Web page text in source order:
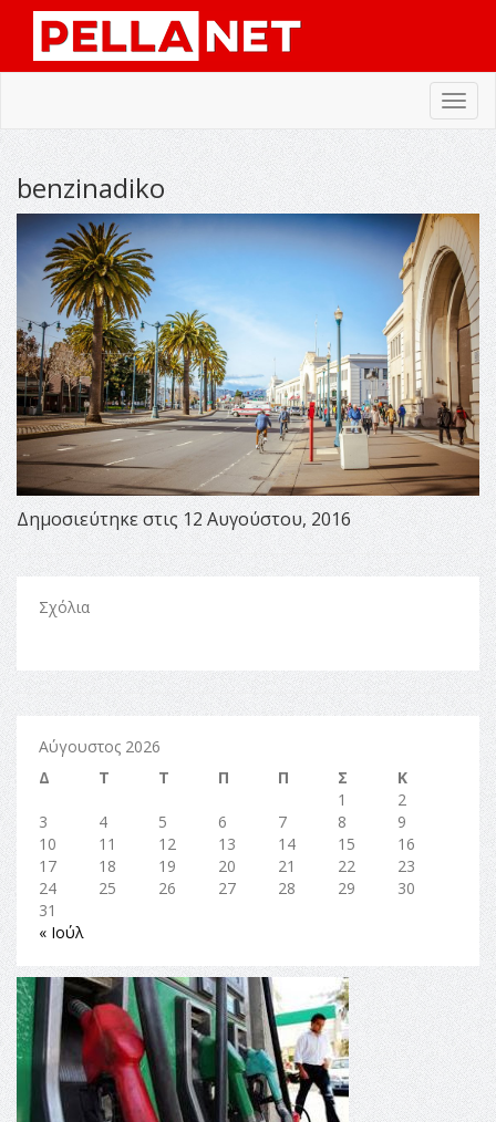
benzinadiko
Δημοσιεύτηκε στις 12 Αυγούστου, 2016
Σχόλια
Αύγουστος 2026
Δ
Τ Τ Π Π Σ
Κ
1
2
3
4 5 6 7 8
9
10
11 12 13 14 15
16
17
18 19 20 21 22
23
24
25 26 27 28 29
30
31
« Ιούλ